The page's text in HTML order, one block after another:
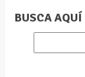
BUSCA AQUÍ